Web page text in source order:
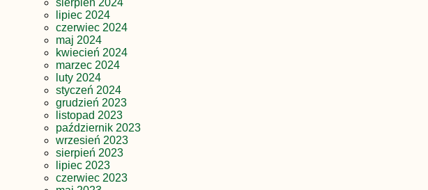
sierpień 2024
lipiec 2024
czerwiec 2024
maj 2024
kwiecień 2024
marzec 2024
luty 2024
styczeń 2024
grudzień 2023
listopad 2023
październik 2023
wrzesień 2023
sierpień 2023
lipiec 2023
czerwiec 2023